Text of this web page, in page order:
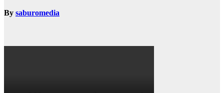
By saburomedia